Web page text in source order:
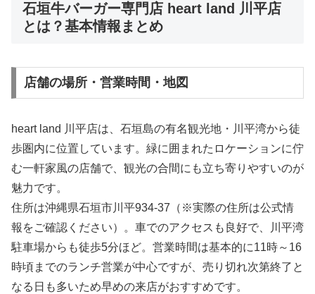
石垣牛バーガー専門店 heart land 川平店
とは？基本情報まとめ
店舗の場所・営業時間・地図
heart land 川平店は、石垣島の有名観光地・川平湾から徒
歩圏内に位置しています。緑に囲まれたロケーションに佇
む一軒家風の店舗で、観光の合間にも立ち寄りやすいのが
魅力です。
住所は沖縄県石垣市川平934-37（※実際の住所は公式情
報をご確認ください）。車でのアクセスも良好で、川平湾
駐車場からも徒歩5分ほど。営業時間は基本的に11時～16
時頃までのランチ営業が中心ですが、売り切れ次第終了と
なる日も多いため早めの来店がおすすめです。